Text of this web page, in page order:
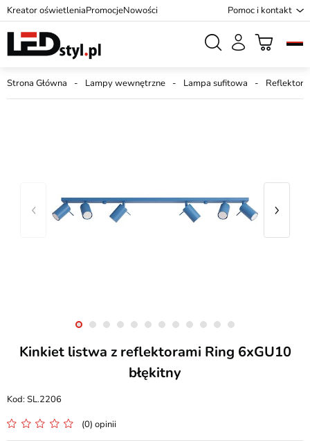
Kreator oświetleniaPromocjeNowości Pomoc i kontakt
Strona Główna Lampy wewnętrzne Lampa sufitowa
Kinkiet listwa z reflektorami Ring 6xGU10
błękitny
SL.2206
(0) opinii